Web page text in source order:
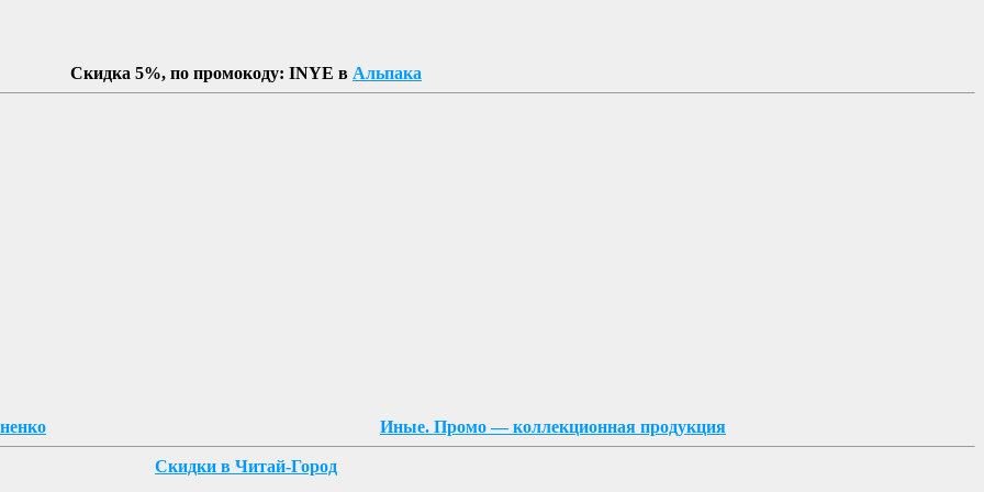
Скидка 5%, по промокоду: INYE в Альпака
Иные. Промо — коллекционная продукция
Скидки в Читай-Город